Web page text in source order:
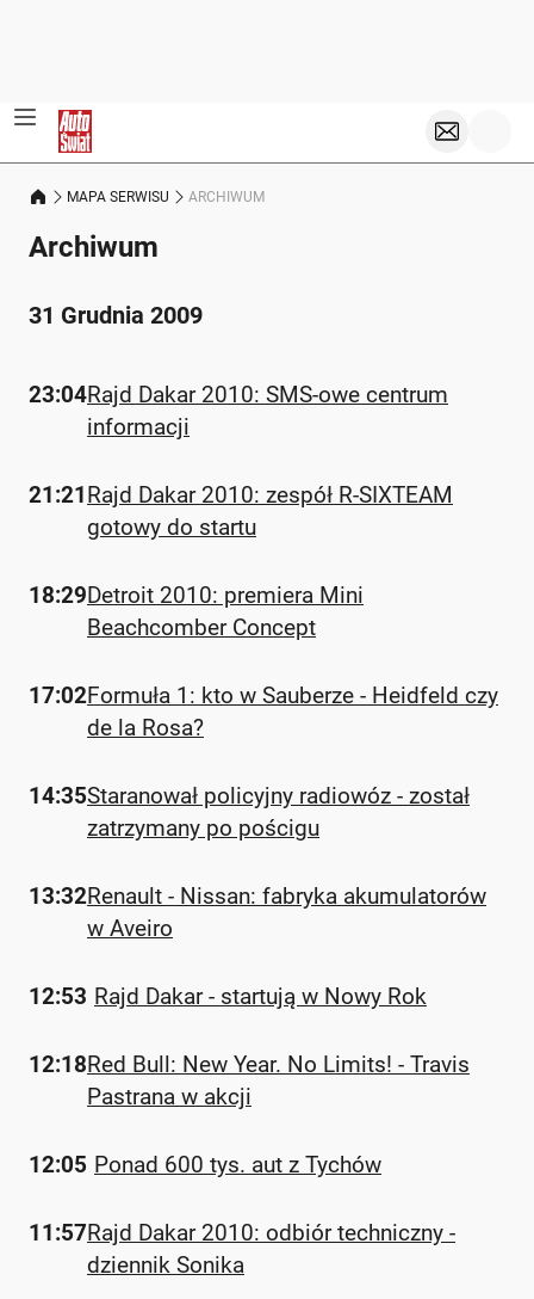
MAPA SERWISU ARCHIWUM
Archiwum
31 Grudnia 2009
23:04Rajd Dakar 2010: SMS-owe centrum
informacji
21:21Rajd Dakar 2010: zespół R-SIXTEAM
gotowy do startu
18:29Detroit 2010: premiera Mini
Beachcomber Concept
17:02Formuła 1: kto w Sauberze - Heidfeld czy
de la Rosa?
14:35Staranował policyjny radiowóz - został
zatrzymany po pościgu
13:32Renault - Nissan: fabryka akumulatorów
w Aveiro
12:53 Rajd Dakar - startują w Nowy Rok
12:18Red Bull: New Year. No Limits! - Travis
Pastrana w akcji
12:05 Ponad 600 tys. aut z Tychów
11:57Rajd Dakar 2010: odbiór techniczny -
dziennik Sonika